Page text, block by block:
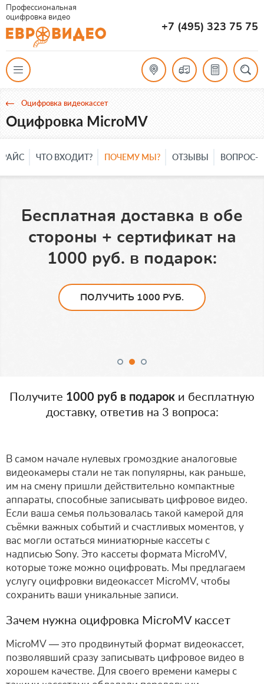
Профессиональная
оцифровка видео
+7 (495) 323 75 75
Оцифровка видеокассет
Оцифровка MicroMV
ЧТО ВХОДИТ? ПОЧЕМУ МЫ? ОТЗЫВЫ ВОПРОС-
Бесплатно просмотрим
ваши материалы + дарим
1000 руб. на оцифровку:
ПОЛУЧИТЬ 1000 РУБ.
Получите 1000 руб в подарок и бесплатную
доставку, ответив на 3 вопроса:
В самом начале нулевых громоздкие аналоговые
видеокамеры стали не так популярны, как раньше,
им на смену пришли действительно компактные
аппараты, способные записывать цифровое видео.
Если ваша семья пользовалась такой камерой для
съёмки важных событий и счастливых моментов, у
вас могли остаться миниатюрные кассеты с
надписью Sony. Это кассеты формата MicroMV,
которые тоже можно оцифровать. Мы предлагаем
услугу оцифровки видеокассет MicroMV, чтобы
сохранить ваши уникальные записи.
Зачем нужна оцифровка MicroMV кассет
MicroMV — это продвинутый формат видеокассет,
позволявший сразу записывать цифровое видео в
хорошем качестве. Для своего времени камеры с